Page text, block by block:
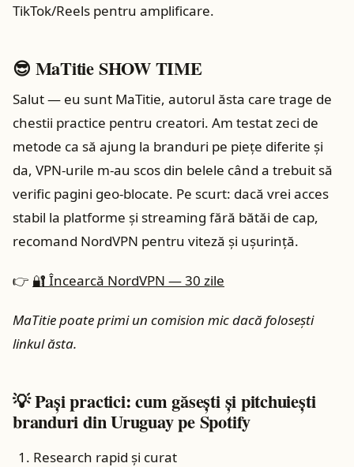
TikTok/Reels pentru amplificare.
😎 MaTitie SHOW TIME
Salut — eu sunt MaTitie, autorul ăsta care trage de
chestii practice pentru creatori. Am testat zeci de
metode ca să ajung la branduri pe piețe diferite și
da, VPN‑urile m‑au scos din belele când a trebuit să
verific pagini geo‑blocate. Pe scurt: dacă vrei acces
stabil la platforme și streaming fără bătăi de cap,
recomand NordVPN pentru viteză și ușurință.
👉 🔐 Încearcă NordVPN — 30 zile
MaTitie poate primi un comision mic dacă folosești
linkul ăsta.
💡 Pași practici: cum găsești și pitchuiești
branduri din Uruguay pe Spotify
Research rapid și curat